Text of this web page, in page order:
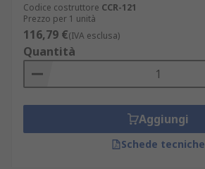
Codice costruttore CCR-121
Prezzo per 1 unità
116,79 €(IVA esclusa)
Quantità
Aggiungi
Schede tecniche